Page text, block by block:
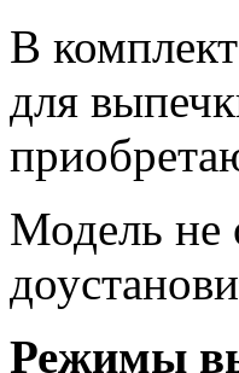
В
для
Модель не
Режимы